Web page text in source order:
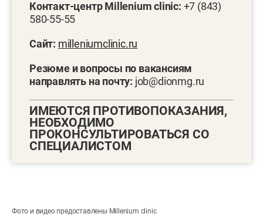
Контакт-центр Millenium clinic: +7 (843)
580-55-55
Сайт: milleniumclinic.ru
Резюме и вопросы по вакансиям
направлять на почту: job@dionmg.ru
ИМЕЮТСЯ ПРОТИВОПОКАЗАНИЯ,
НЕОБХОДИМО
ПРОКОНСУЛЬТИРОВАТЬСЯ СО
СПЕЦИАЛИСТОМ
Фото и видео предоставлены Millenium clinic